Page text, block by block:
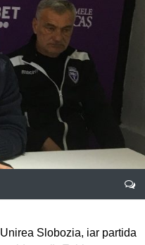
Slobozia, iar partida